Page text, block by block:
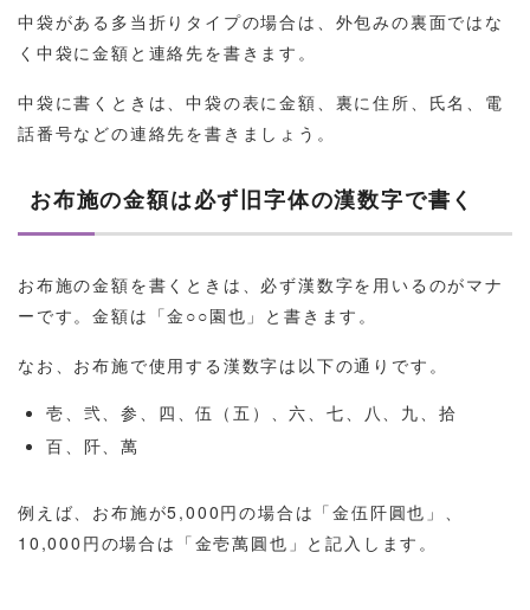
中袋がある多当折りタイプの場合は、外包みの裏面ではな
く中袋に金額と連絡先を書きます。
中袋に書くときは、中袋の表に金額、裏に住所、氏名、電
話番号などの連絡先を書きましょう。
お布施の金額は必ず旧字体の漢数字で書く
お布施の金額を書くときは、必ず漢数字を用いるのがマナ
ーです。金額は「金○○園也」と書きます。
なお、お布施で使用する漢数字は以下の通りです。
壱、弐、参、四、伍（五）、六、七、八、九、拾
百、阡、萬
例えば、お布施が5,000円の場合は「金伍阡圓也」、
10,000円の場合は「金壱萬圓也」と記入します。